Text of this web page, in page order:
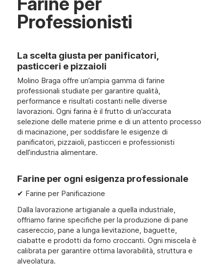
Professionisti
La scelta giusta per panificatori,
pasticceri e pizzaioli
Molino Braga offre un’ampia gamma di farine
professionali studiate per garantire qualità,
performance e risultati costanti nelle diverse
lavorazioni. Ogni farina è il frutto di un’accurata
selezione delle materie prime e di un attento processo
di macinazione, per soddisfare le esigenze di
panificatori, pizzaioli, pasticceri e professionisti
dell’industria alimentare.
Farine per ogni esigenza professionale
✔ Farine per Panificazione
Dalla lavorazione artigianale a quella industriale,
offriamo farine specifiche per la produzione di pane
casereccio, pane a lunga lievitazione, baguette,
ciabatte e prodotti da forno croccanti. Ogni miscela è
calibrata per garantire ottima lavorabilità, struttura e
alveolatura.